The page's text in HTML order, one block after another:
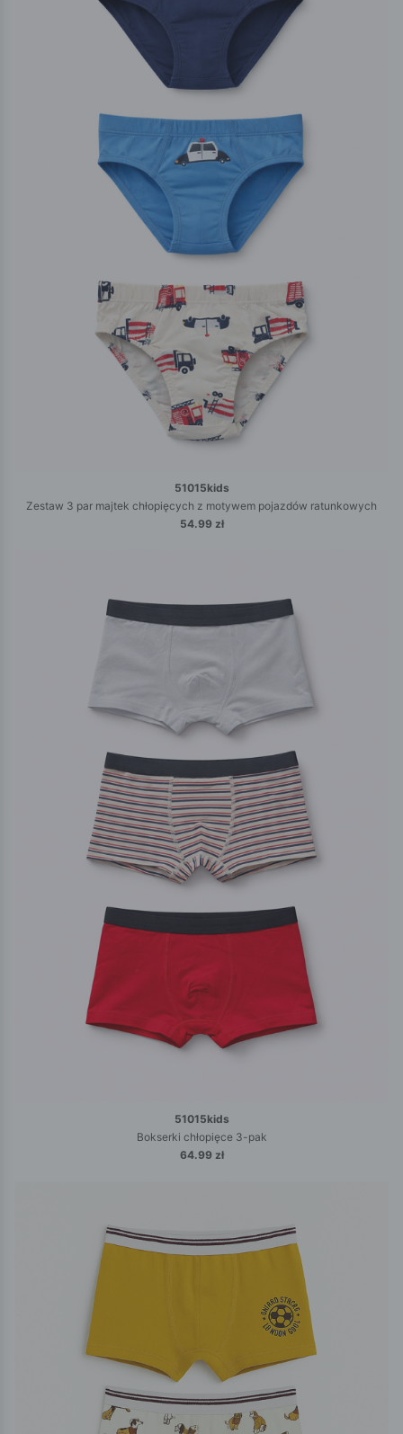
51015kids
Zestaw 3 par majtek chłopięcych z motywem pojazdów ratunkowych
54.99 zł
51015kids
Bokserki chłopięce 3-pak
64.99 zł